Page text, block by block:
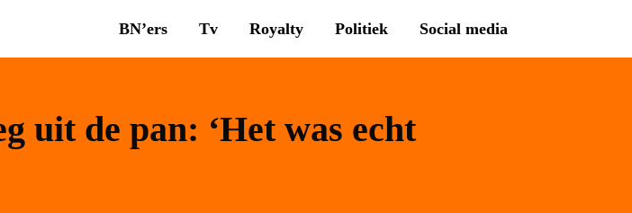
BN’ers Tv Royalty Politiek Social media
uit de pan: ‘Het was echt